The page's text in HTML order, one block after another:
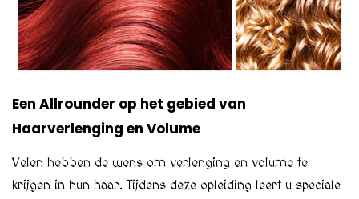
Een Allrounder op het gebied van
Haarverlenging en Volume
Velen hebben de wens om verlenging en volume te
krijgen in hun haar. Tijdens deze opleiding leert u speciale